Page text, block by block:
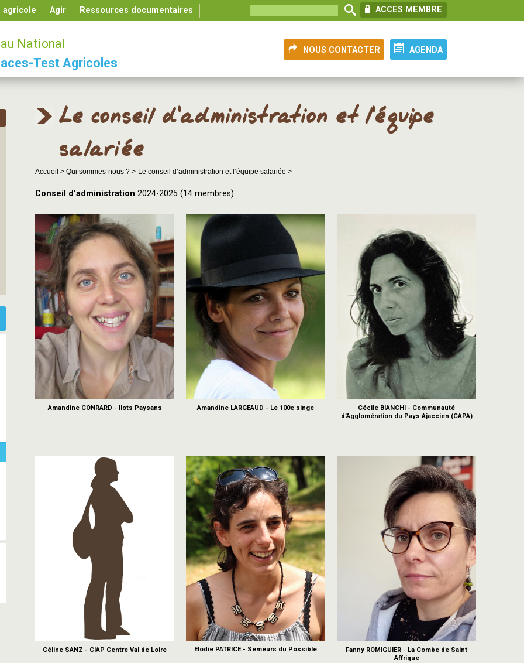
agricole Agir Ressources documentaires ACCES MEMBRE
AGENDA
NOUS CONTACTER
National
Test Agricoles
Le conseil d’administration et l’équipe
salariée
Accueil > Qui sommes-nous ? > Le conseil d’administration et l’équipe salariée >
Conseil d’administration 2024-2025 (14 membres) :
Amandine CONRARD - Ilots Paysans Amandine LARGEAUD - Le 100e singe
Cécile BIANCHI - Communauté
d’Agglomération du Pays Ajaccien (CAPA)
Céline SANZ - CIAP Centre Val de Loire Elodie PATRICE - Semeurs du Possible
Fanny ROMIGUIER - La Combe de Saint
Affrique